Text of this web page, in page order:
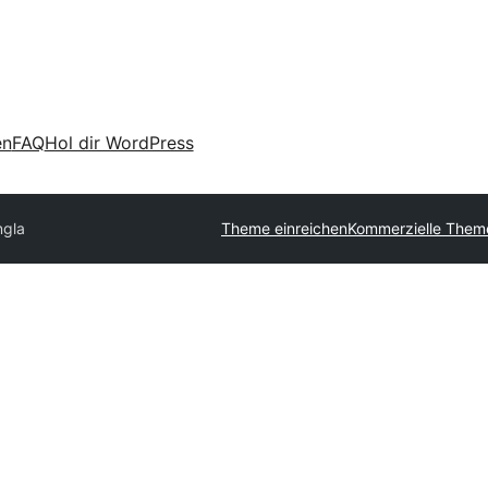
FAQHol dir WordPress
Theme einreichenKommerzielle